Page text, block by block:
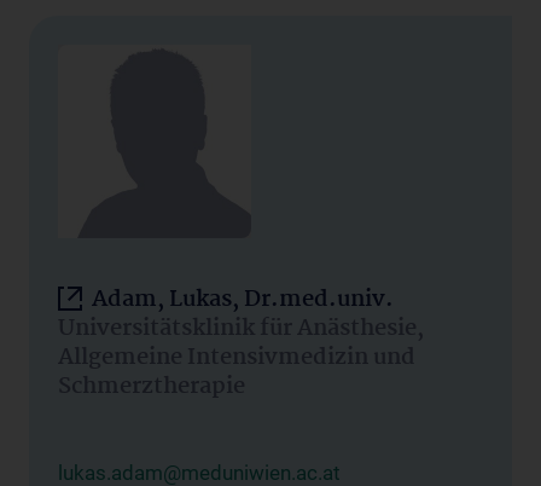
Adam, Lukas, Dr.med.univ.
Universitätsklinik für Anästhesie,
Allgemeine Intensivmedizin und
Schmerztherapie
lukas.adam@meduniwien.ac.at